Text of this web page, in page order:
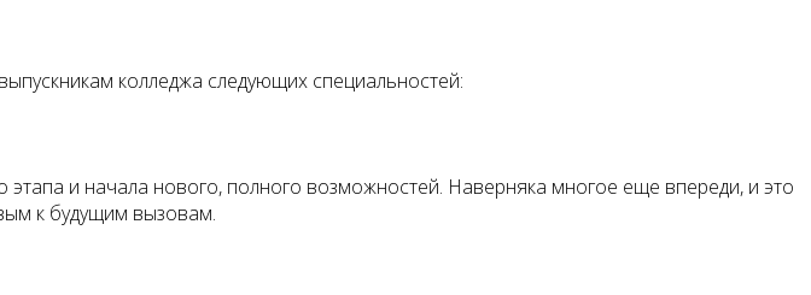
колледжа следующих специальностей:
и начала нового, полного возможностей. Наверняка многое еще впереди, и это
к будущим вызовам.